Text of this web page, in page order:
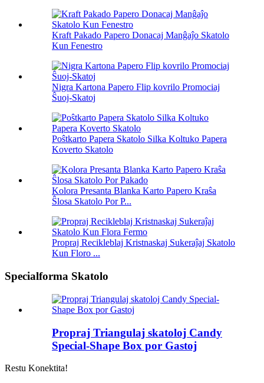
Kraft Pakado Papero Donacaj Manĝaĵo Skatolo
Kun Fenestro
Nigra Kartona Papero Flip kovrilo Promociaj
Ŝuoj-Skatoj
Poŝtkarto Papera Skatolo Silka Koltuko Papera
Koverto Skatolo
Kolora Presanta Blanka Karto Papero Kraŝa
Ŝlosa Skatolo Por P...
Propraj Recikleblaj Kristnaskaj Sukeraĵaj Skatolo
Kun Floro ...
Specialforma Skatolo
Propraj Triangulaj skatoloj Candy
Special-Shape Box por Gastoj
Restu Konektita!